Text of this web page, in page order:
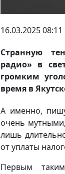
16.03.2025 08:11
Странную
радио» в
громким
время в
А именно,
очень
лишь
от уплаты
Первым